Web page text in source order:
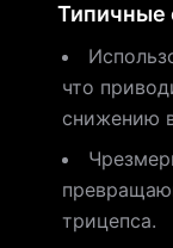
Типичные
что
снижению
трицепса.